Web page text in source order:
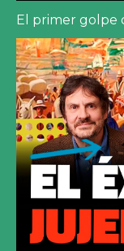
El primer golpe